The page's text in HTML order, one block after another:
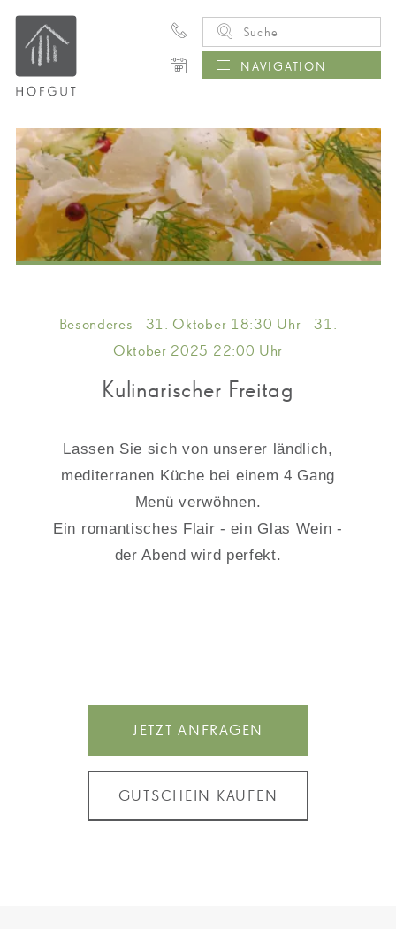
NAVIGATION
Besonderes · 31. Oktober 18:30 Uhr - 31.
Oktober 2025 22:00 Uhr
Kulinarischer Freitag
Lassen Sie sich von unserer ländlich,
mediterranen Küche bei einem 4 Gang
Menü verwöhnen.
Ein romantisches Flair - ein Glas Wein -
der Abend wird perfekt.
JETZT ANFRAGEN
GUTSCHEIN KAUFEN